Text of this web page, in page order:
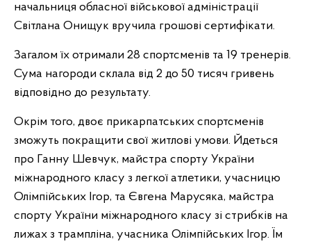
начальниця обласної військової адміністрації
Світлана Онищук вручила грошові сертифікати.
Загалом їх отримали 28 спортсменів та 19 тренерів.
Сума нагороди склала від 2 до 50 тисяч гривень
відповідно до результату.
Окрім того, двоє прикарпатських спортсменів
зможуть покращити свої житлові умови. Йдеться
про Ганну Шевчук, майстра спорту України
міжнародного класу з легкої атлетики, учасницю
Олімпійських Ігор, та Євгена Марусяка, майстра
спорту України міжнародного класу зі стрибків на
лижах з трампліна, учасника Олімпійських Ігор. Їм